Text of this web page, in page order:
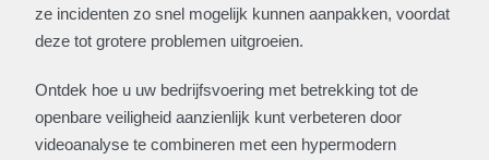
ze incidenten zo snel mogelijk kunnen aanpakken, voordat
deze tot grotere problemen uitgroeien.
Ontdek hoe u uw bedrijfsvoering met betrekking tot de
openbare veiligheid aanzienlijk kunt verbeteren door
videoanalyse te combineren met een hypermodern